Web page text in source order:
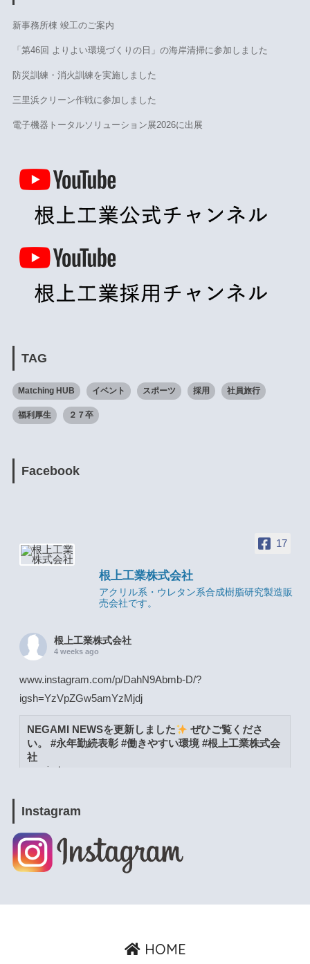
新事務所棟 竣工のご案内
「第46回 よりよい環境づくりの日」の海岸清掃に参加しました
防災訓練・消火訓練を実施しました
三里浜クリーン作戦に参加しました
電子機器トータルソリューション展2026に出展
TAG
Matching HUB イベント スポーツ 採用 社員旅行
福利厚生 ２７卒
Facebook
17
根上工業株式会社
アクリル系・ウレタン系合成樹脂研究製造販
売会社です。
根上工業株式会社
4 weeks ago
www.instagram.com/p/DahN9Abmb-D/?
igsh=YzVpZGw5amYzMjdj
NEGAMI NEWSを更新しました
ぜひご覧くださ
い。 #永年勤続表彰 #働きやすい環境 #根上工業株式会
社
www.instagram.com
根上工業株式会社
4 weeks ago
い。 #能美市 #よりよい環境づくりの日 #根上工業株式
Instagram
HOME